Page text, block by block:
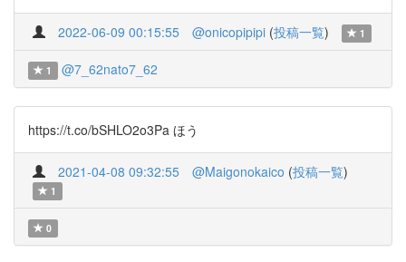
2022-06-09 00:15:55 @onicopipipi (投稿一覧) 1
1 @7_62nato7_62
https://t.co/bSHLO2o3Pa ほう
2021-04-08 09:32:55 @Maigonokaico (投稿一覧)
1
0